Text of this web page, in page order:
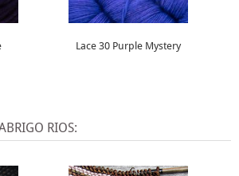
Lace 30 Purple Mystery
RIOS: